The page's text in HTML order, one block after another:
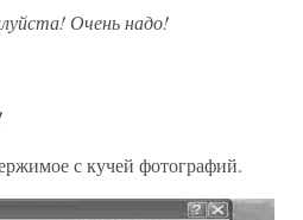
Очень надо!
с кучей фотографий.